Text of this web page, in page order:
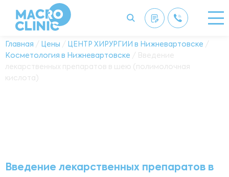
Главная / Цены / ЦЕНТР ХИРУРГИИ в Нижневартовске /
Косметология в Нижневартовске / Введение
лекарственных препаратов в шею (полимолочная
кислота)
Введение лекарственных препаратов в